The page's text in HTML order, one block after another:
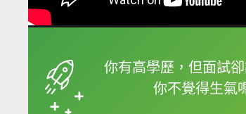
你有高學歷，但面試
你不覺得生氣
框選或點